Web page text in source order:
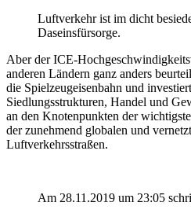
Luftverkehr ist im dicht
Daseinsfürsorge.
Aber der ICE-
anderen Ländern ganz anders
die Spielzeugeisenbahn und
Siedlungsstrukturen, Handel und
an den Knotenpunkten der
der zunehmend globalen und
Luftverkehrsstraßen.
Am 28.11.2019 um 23:05